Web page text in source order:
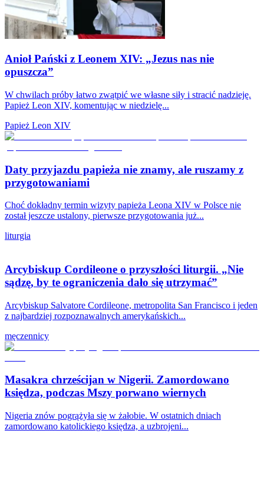
Anioł Pański z Leonem XIV: „Jezus nas nie
opuszcza”
W chwilach próby łatwo zwątpić we własne siły i stracić nadzieję.
Papież Leon XIV, komentując w niedzielę...
Papież Leon XIV
Daty przyjazdu papieża nie znamy, ale ruszamy z
przygotowaniami
Choć dokładny termin wizyty papieża Leona XIV w Polsce nie
został jeszcze ustalony, pierwsze przygotowania już...
liturgia
Arcybiskup Cordileone o przyszłości liturgii. „Nie
sądzę, by te ograniczenia dało się utrzymać”
Arcybiskup Salvatore Cordileone, metropolita San Francisco i jeden
z najbardziej rozpoznawalnych amerykańskich...
męczennicy
Masakra chrześcijan w Nigerii. Zamordowano
księdza, podczas Mszy porwano wiernych
Nigeria znów pogrążyła się w żałobie. W ostatnich dniach
zamordowano katolickiego księdza, a uzbrojeni...